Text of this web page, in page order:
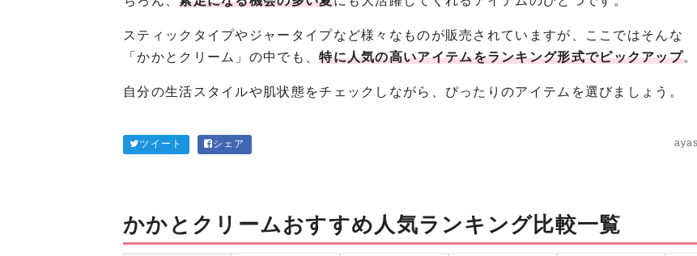
スティックタイプやジャータイプなど様々なものが販売されていますが、ここではそんな
「かかとクリーム」の中でも、特に人気の高いアイテムをランキング形式でピックアップ。
自分の生活スタイルや肌状態をチェックしながら、ぴったりのアイテムを選びましょう。
ツイート シェア
かかとクリームおすすめ人気ランキング比較一覧